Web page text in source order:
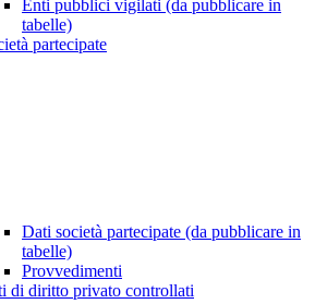
Enti pubblici vigilati (da pubblicare in
tabelle)
partecipate
Dati società partecipate (da pubblicare in
tabelle)
Provvedimenti
di diritto privato controllati